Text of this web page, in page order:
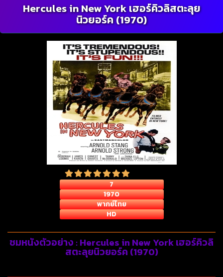
Hercules in New York เฮอร์คิวลิสตะลุย
นิวยอร์ค (1970)
7
1970
พากย์ไทย
HD
ชมหนังตัวอย่าง : Hercules in New York เฮอร์คิวลิ
สตะลุยนิวยอร์ค (1970)